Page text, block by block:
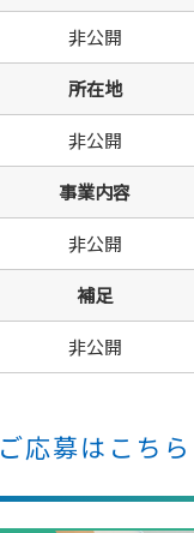
非公開
所在地
非公開
事業内容
非公開
補足
非公開
ご応募はこちら